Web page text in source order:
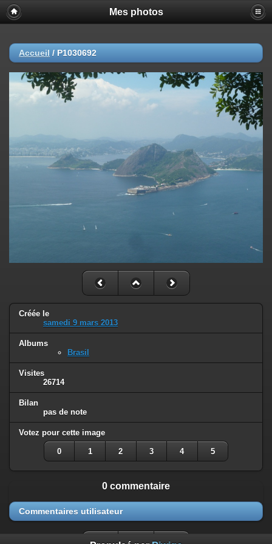
Mes photos
Accueil / P1030692
Créée le
samedi 9 mars 2013
Albums
Brasil
Visites
26714
Bilan
pas de note
Votez pour cette image
0 1 2 3 4 5
0 commentaire
Commentaires utilisateur